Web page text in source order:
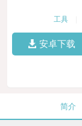
工具
安卓下载
简介